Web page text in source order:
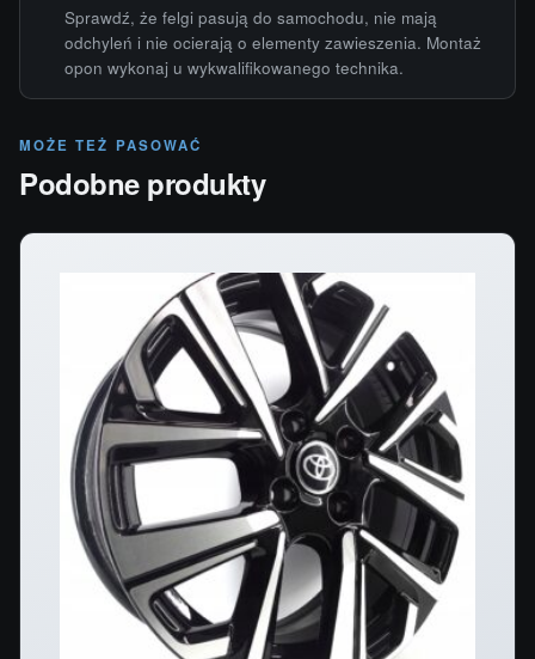
Sprawdź, że felgi pasują do samochodu, nie mają
odchyleń i nie ocierają o elementy zawieszenia. Montaż
opon wykonaj u wykwalifikowanego technika.
MOŻE TEŻ PASOWAĆ
Podobne produkty